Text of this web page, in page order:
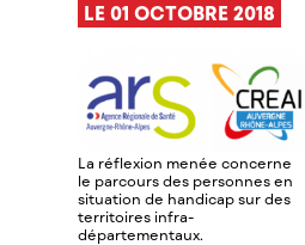
LE 01 OCTOBRE 2018
La réflexion menée concerne
le parcours des personnes en
situation de handicap sur des
territoires infra-
départementaux.